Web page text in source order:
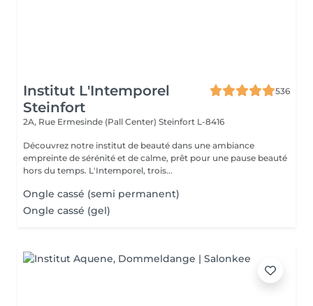
Institut L'Intemporel
Steinfort
536
2A, Rue Ermesinde (Pall Center) Steinfort L-8416
Découvrez notre institut de beauté dans une ambiance
empreinte de sérénité et de calme, prêt pour une pause beauté
hors du temps. L'Intemporel, trois...
Ongle cassé (semi permanent)
Ongle cassé (gel)